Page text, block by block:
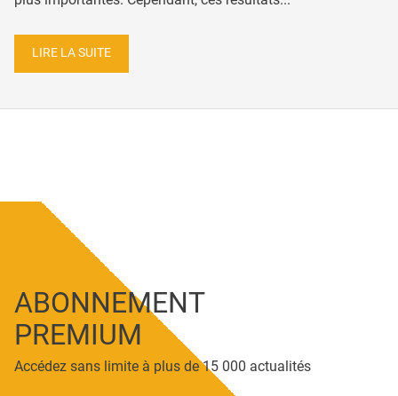
LIRE LA SUITE
ABONNEMENT
PREMIUM
Accédez sans limite à plus de 15 000 actualités